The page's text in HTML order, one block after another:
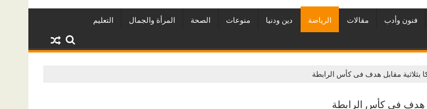
فنون وأدب مقالات الرياضة دين ودنيا منوعات الصحة المرأة والجمال التعليم
بثلاثية مقابل هدف فى كأس الرابطة
هدف فى كأس الرابطة